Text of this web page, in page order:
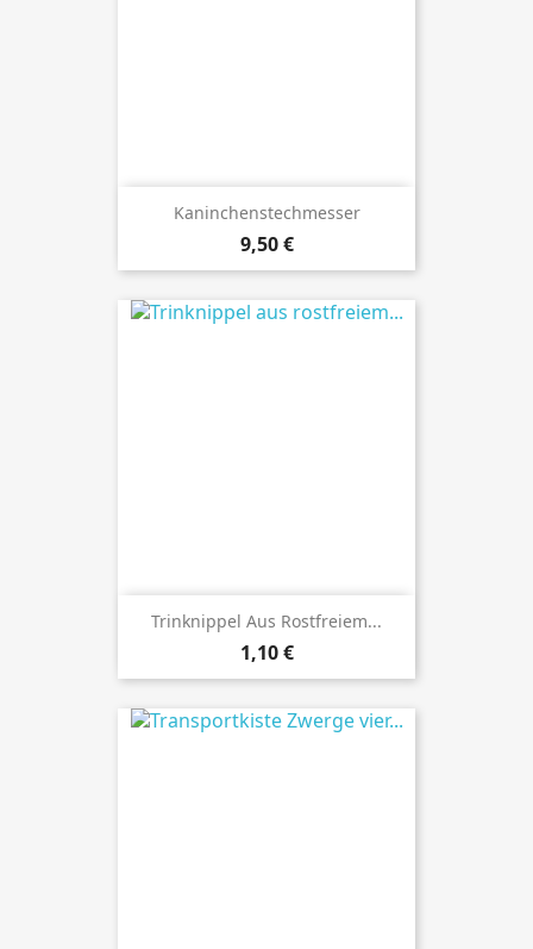
Kaninchenstechmesser
Preis
9,50 €
Trinknippel Aus Rostfreiem...
Preis
1,10 €